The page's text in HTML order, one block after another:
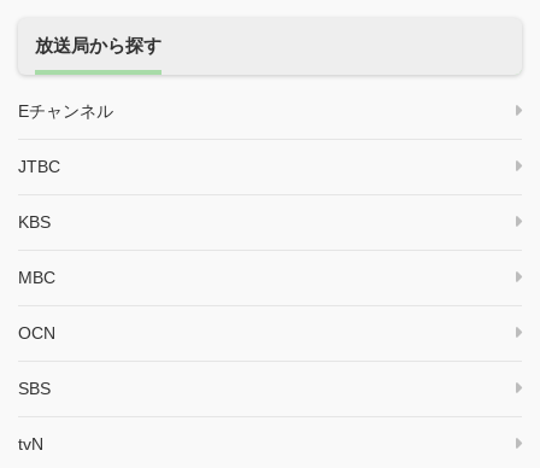
放送局から探す
Eチャンネル
JTBC
KBS
MBC
OCN
SBS
tvN